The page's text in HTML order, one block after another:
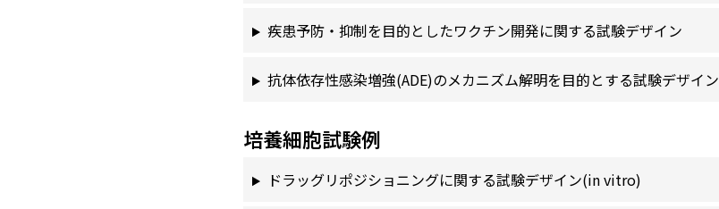
疾患予防・抑制を目的としたワクチン開発に関する試験デザイン
抗体依存性感染増強(ADE)のメカニズム解明を目的とする試験デザイン
培養細胞試験例
ドラッグリポジショニングに関する試験デザイン(in vitro)